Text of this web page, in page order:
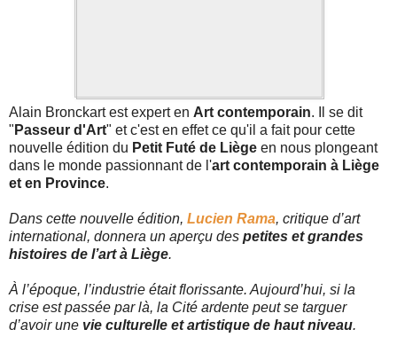
Alain Bronckart est expert en Art contemporain. Il se dit
" Passeur d'Art" et c'est en effet ce qu'il a fait pour cette
nouvelle édition du Petit Futé de Liège en nous plongeant
dans le monde passionnant de l'art contemporain à Liège
et en Province.
Dans cette nouvelle édition, Lucien Rama, critique d’art
international, donnera un aperçu des petites et grandes
histoires de l’art à Liège.
À l’époque, l’industrie était florissante. Aujourd’hui, si la
crise est passée par là, la Cité ardente peut se targuer
d’avoir une vie culturelle et artistique de haut niveau.